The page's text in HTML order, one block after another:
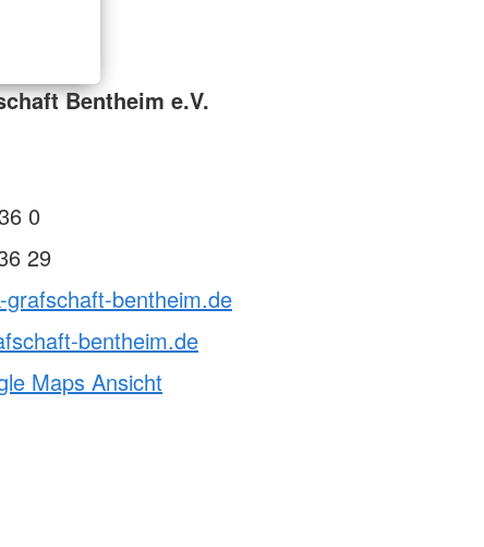
Bentheim e.V.
0
29
grafschaft-bentheim.de
bentheim.de
Maps Ansicht